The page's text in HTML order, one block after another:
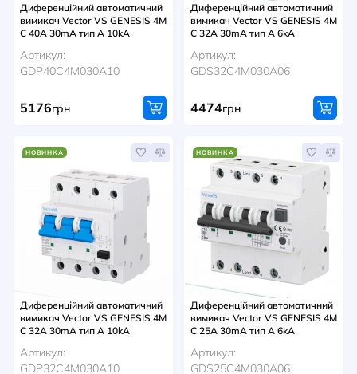
Диференційний автоматичний
вимикач Vector VS GENESIS 4M
C 40A 30mA тип A 10kA
Артикул:
GDP40C4M030A10
5176грн
Диференційний автоматичний
вимикач Vector VS GENESIS 4M
C 32A 30mA тип A 6kA
Артикул:
GDS32C4M030A06
4474грн
НОВИНКА
Диференційний автоматичний
вимикач Vector VS GENESIS 4M
C 32A 30mA тип A 10kA
Артикул:
GDP32C4M030A10
НОВИНКА
Диференційний автоматичний
вимикач Vector VS GENESIS 4M
C 25A 30mA тип A 6kA
Артикул:
GDS25C4M030A06